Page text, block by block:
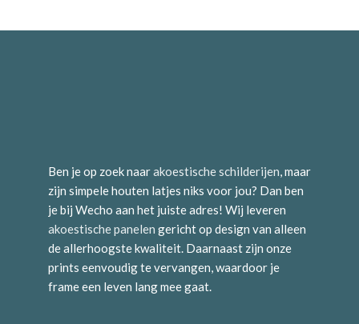
Ben je op zoek naarakoestische schilderijen, maar
zijn simpele houten latjes niks voor jou? Dan ben
je bij Wecho aan het juiste adres! Wij leveren
akoestische panelen gericht op design van alleen
de allerhoogste kwaliteit. Daarnaast zijn onze
prints eenvoudig te vervangen, waardoor je
frame een leven lang mee gaat.